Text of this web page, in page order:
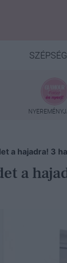
SZÉPSÉG
a hajadra! 3
a